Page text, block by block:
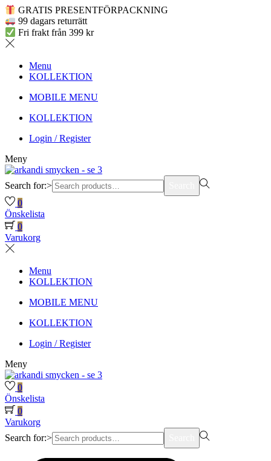
GRATIS PRESENTFÖRPACKNING
99 dagars returrätt
Fri frakt från 399 kr
Menu
KOLLEKTION
MOBILE MENU
KOLLEKTION
Login / Register
Meny
Search for:>
0
Önskelista
0
Varukorg
Menu
KOLLEKTION
MOBILE MENU
KOLLEKTION
Login / Register
Meny
0
Önskelista
0
Varukorg
Search for:>